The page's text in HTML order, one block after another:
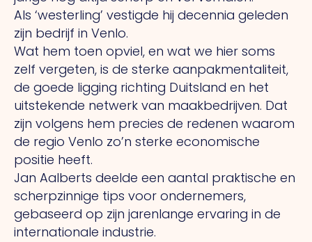
Als ‘westerling’ vestigde hij decennia geleden
zijn bedrijf in Venlo.
Wat hem toen opviel, en wat we hier soms
zelf vergeten, is de sterke aanpakmentaliteit,
de goede ligging richting Duitsland en het
uitstekende netwerk van maakbedrijven. Dat
zijn volgens hem precies de redenen waarom
de regio Venlo zo’n sterke economische
positie heeft.
Jan Aalberts deelde een aantal praktische en
scherpzinnige tips voor ondernemers,
gebaseerd op zijn jarenlange ervaring in de
internationale industrie.